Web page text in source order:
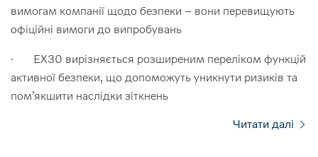
вимогам компанії щодо безпеки – вони перевищують
офіційні вимоги до випробувань
· EX30 вирізняється розширеним переліком функцій
активної безпеки, що допоможуть уникнути ризиків та
пом’якшити наслідки зіткнень
Читати далі